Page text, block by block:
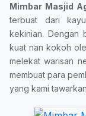
Mimbar Masjid
terbuat dari
kekinian. Dengan
kuat nan kokoh
melekat warisan
membuat para
yang kami